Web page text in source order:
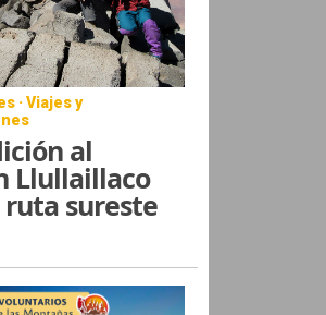
· Viajes y
al
Llullaillaco
sureste